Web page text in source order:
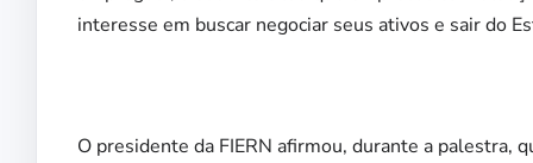
interesse em buscar negociar seus ativos e sair do
O presidente da FIERN afirmou, durante a palestra,